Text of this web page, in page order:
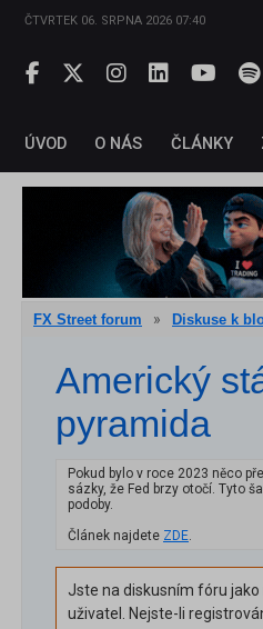
ČTVRTEK 06. SRPNA 2026 07:40
ÚVOD O NÁS ČLÁNKY
FX Street forum » Diskuse k
Americký
pyramida
Pokud bylo v roce 2023 něco
sázky, že Fed brzy otočí. Tyto
podoby.
Článek najdete ZDE.
Jste na diskusním fóru
uživatel. Nejste-li